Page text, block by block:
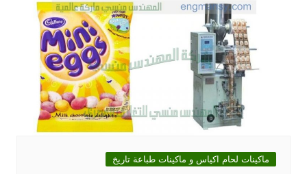
ماكينات لحام اكياس و ماكينات طباعة تاريخ